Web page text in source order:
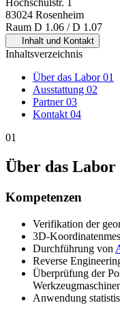
Hochschulstr. 1
83024 Rosenheim
Raum D 1.06 / D 1.07
Inhalt und Kontakt
Inhaltsverzeichnis
Über das Labor01
Ausstattung 02
Partner03
Kontakt04
01
Über das Labor
Kompetenzen
Verifikation der
3D-
Durchführung von
Reverse
Überprüfung der
Anwendung